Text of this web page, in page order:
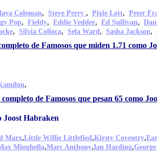
Coleman, Steve Perry , Pixie Lott, Peter
Pop, Fieldy, Eddie Vedder, Ed Sullivan,
, Silvia Colloca, Sela Ward, Sasha Jackson,
de Famosos que miden 1.71 como
,
de Famosos que pesan 65 como
Joost Habraken
Marx,Little Willie Littlefied,Kirsty Coventry,
Minghella,Marc Anthony,Ian Harding,